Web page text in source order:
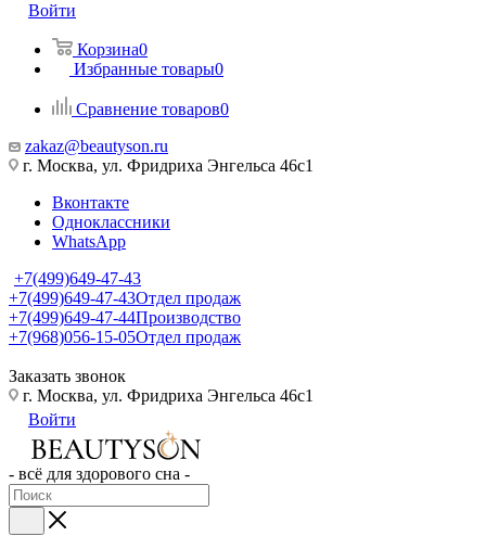
Войти
Корзина0
Избранные товары0
Сравнение товаров0
zakaz@beautyson.ru
г. Москва, ул. Фридриха Энгельса 46с1
Вконтакте
Одноклассники
WhatsApp
+7(499)649-47-43
+7(499)649-47-43Отдел продаж
+7(499)649-47-44Производство
+7(968)056-15-05Отдел продаж
Заказать звонок
г. Москва, ул. Фридриха Энгельса 46с1
Войти
- всё для здорового сна -